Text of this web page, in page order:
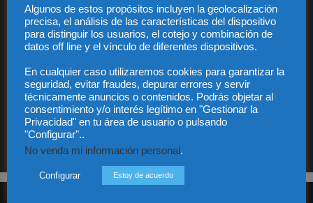
Sus datos serán incorporados a un fichero automatizado con el objeto exclusivo de dar
respuesta a su suscripción Dicho fichero es de titularidad exclusiva de LEXDIR GLOBAL
S.L. y no será cedido a un tercero en ningún caso.
Algunos de estos propósitos incluyen la geolocalización
precisa, el análisis de las características del dispositivo
para distinguir los usuarios, el cotejo y combinación de
datos off line y el vínculo de diferentes dispositivos.
En cualquier caso utilizaremos cookies para garantizar la
seguridad, evitar fraudes, depurar errores y servir
técnicamente anuncios o contenidos. Podrás objetar al
consentimiento y/o interés legítimo en "Gestionar la
Privacidad" en tu área de usuario o pulsando
"Configurar"..
No venda mi información personal .
Configurar Estoy de acuerdo